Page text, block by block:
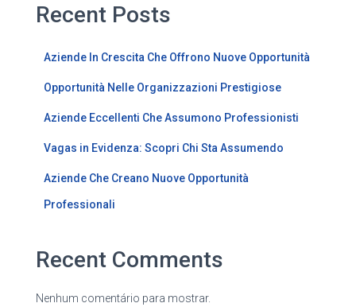
Recent Posts
Aziende In Crescita Che Offrono Nuove Opportunità
Opportunità Nelle Organizzazioni Prestigiose
Aziende Eccellenti Che Assumono Professionisti
Vagas in Evidenza: Scopri Chi Sta Assumendo
Aziende Che Creano Nuove Opportunità
Professionali
Recent Comments
Nenhum comentário para mostrar.